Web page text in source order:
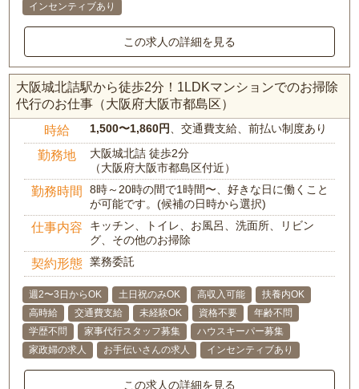
インセンティブあり
この求人の詳細を見る
大阪城北詰駅から徒歩2分！1LDKマンションでのお掃除
代行のお仕事（大阪府大阪市都島区）
時給 1,500〜1,860円 、交通費支給、前払い制度あり
勤務地
大阪城北詰 徒歩2分
（大阪府大阪市都島区付近）
勤務時間
8時～20時の間で1時間〜、好きな日に働くこと
が可能です。(候補の日時から選択)
仕事内容
キッチン、トイレ、お風呂、洗面所、リビン
グ、その他のお掃除
契約形態 業務委託
週2〜3日からOK 土日祝のみOK 高収入可能
扶養内OK
高時給
交通費支給 未経験OK 資格不要
年齢不問
学歴不問
家事代行スタッフ募集
ハウスキーパー募集
家政婦の求人
お手伝いさんの求人 インセンティブあり
この求人の詳細を見る